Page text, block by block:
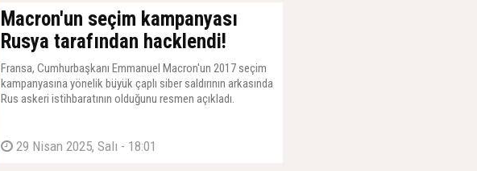
Macron'un seçim kampanyası
Rusya tarafından hacklendi!
Fransa, Cumhurbaşkanı Emmanuel Macron'un 2017 seçim
kampanyasına yönelik büyük çaplı siber saldırının arkasında
Rus askeri istihbaratının olduğunu resmen açıkladı.
29 Nisan 2025, Salı - 18:01